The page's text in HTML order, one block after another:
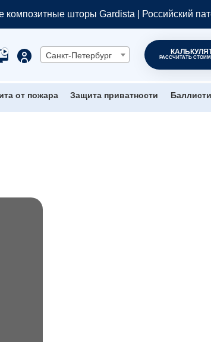
композитные шторы Gardista | Российский
Санкт-Петербург РАССЧИТАТЬ
от пожара Защита приватности